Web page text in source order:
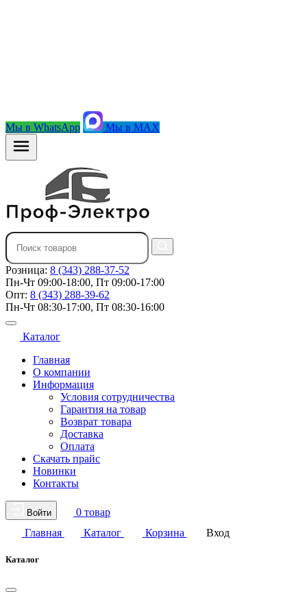
Мы в WhatsApp Мы в MAX
Розница: 8 (343) 288-37-52
Пн-Чт 09:00-18:00, Пт 09:00-17:00
Опт: 8 (343) 288-39-62
Пн-Чт 08:30-17:00, Пт 08:30-16:00
Каталог
Главная
О компании
Информация
Условия сотрудничества
Гарантия на товар
Возврат товара
Доставка
Оплата
Скачать прайс
Новинки
Контакты
Войти
0 товар
Главная
Каталог Корзина Вход
Каталог